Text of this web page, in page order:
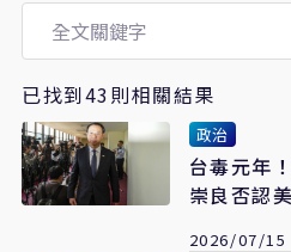
已找到43則相關結果
政治
台毒元年
崇良否認
2026/07/15